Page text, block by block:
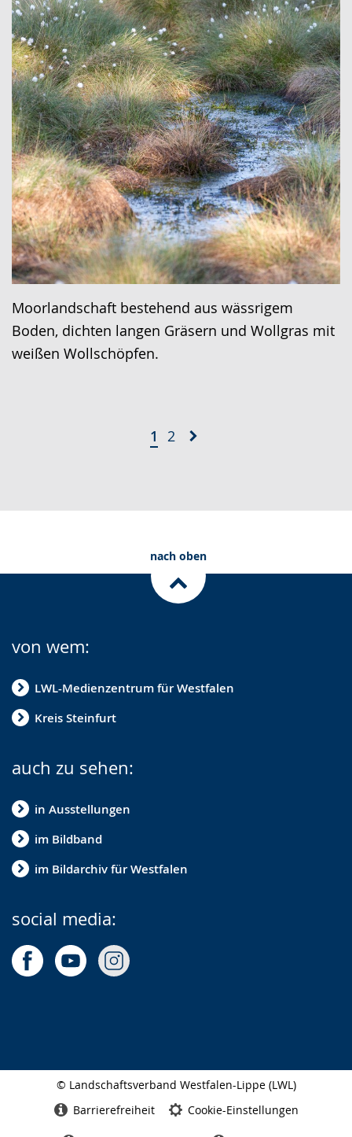
Moorlandschaft bestehend aus wässrigem
Boden, dichten langen Gräsern und Wollgras mit
weißen Wollschöpfen.
1 2
nach oben
von wem:
LWL-Medienzentrum für Westfalen
Kreis Steinfurt
auch zu sehen:
in Ausstellungen
im Bildband
im Bildarchiv für Westfalen
social media:
© Landschaftsverband Westfalen-Lippe (LWL)
Barrierefreiheit Cookie-Einstellungen